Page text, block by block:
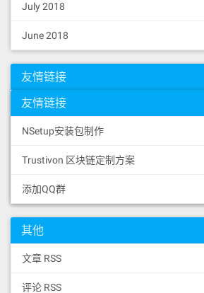
July 2018
June 2018
友情链接
友情链接
NSetup安装包制作
Trustivon 区块链定制方案
添加QQ群
其他
文章 RSS
评论 RSS